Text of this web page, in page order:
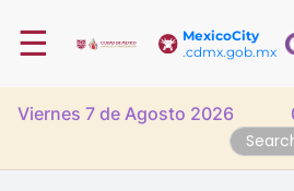
MexicoCity
.cdmx.gob.mx
☰
Viernes 7 de Agosto 2026